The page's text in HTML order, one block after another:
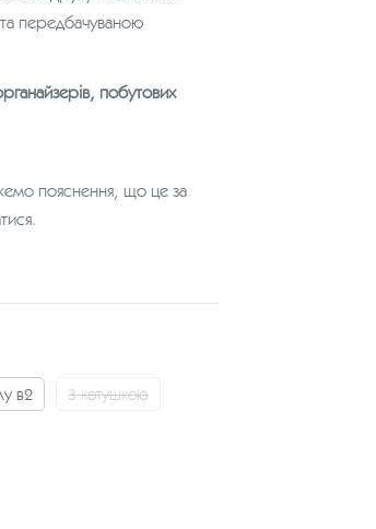
передбачуваною
побутових
пояснення, що це за
в2 З котушкою